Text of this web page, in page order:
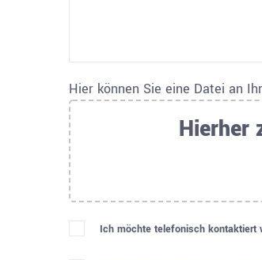
Hier können Sie eine Datei an
Hierher
Ich möchte telefonisch kontaktiert